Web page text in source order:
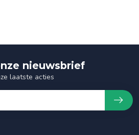
nieuwsbrief
laatste acties